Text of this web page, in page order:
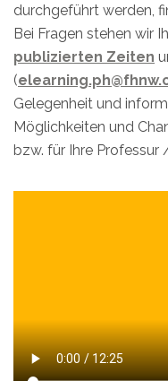
durchgeführt werden,
Bei Fragen stehen wir
publizierten Zeiten
(
Gelegenheit und
Möglichkeiten und
bzw. für Ihre Professur